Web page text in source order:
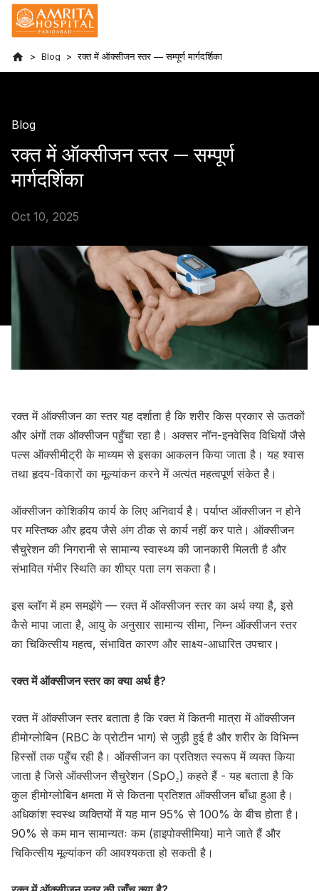
Blog रक्त में ऑक्सीजन स्तर — सम्पूर्ण मार्गदर्शिका
Blog
रक्त में ऑक्सीजन स्तर — सम्पूर्ण
मार्गदर्शिका
Oct 10, 2025
रक्त में ऑक्सीजन का स्तर यह दर्शाता है कि शरीर किस प्रकार से ऊतकों
और अंगों तक ऑक्सीजन पहुँचा रहा है। अक्सर नॉन-इनवेसिव विधियों जैसे
पल्स ऑक्सीमीट्री के माध्यम से इसका आकलन किया जाता है। यह श्वास
तथा हृदय-विकारों का मूल्यांकन करने में अत्यंत महत्वपूर्ण संकेत है।
ऑक्सीजन कोशिकीय कार्य के लिए अनिवार्य है। पर्याप्त ऑक्सीजन न होने
पर मस्तिष्क और हृदय जैसे अंग ठीक से कार्य नहीं कर पाते। ऑक्सीजन
सैचुरेशन की निगरानी से सामान्य स्वास्थ्य की जानकारी मिलती है और
संभावित गंभीर स्थिति का शीघ्र पता लग सकता है।
इस ब्लॉग में हम समझेंगे — रक्त में ऑक्सीजन स्तर का अर्थ क्या है, इसे
कैसे मापा जाता है, आयु के अनुसार सामान्य सीमा, निम्न ऑक्सीजन स्तर
का चिकित्सीय महत्व, संभावित कारण और साक्ष्य-आधारित उपचार।
रक्त में ऑक्सीजन स्तर का क्या अर्थ है?
रक्त में ऑक्सीजन स्तर बताता है कि रक्त में कितनी मात्रा में ऑक्सीजन
हीमोग्लोबिन (RBC के प्रोटीन भाग) से जुड़ी हुई है और शरीर के विभिन्न
हिस्सों तक पहुँच रही है। ऑक्सीजन का प्रतिशत स्वरूप में व्यक्त किया
जाता है जिसे ऑक्सीजन सैचुरेशन (SpO₂) कहते हैं - यह बताता है कि
कुल हीमोग्लोबिन क्षमता में से कितना प्रतिशत ऑक्सीजन बाँधा हुआ है।
अधिकांश स्वस्थ व्यक्तियों में यह मान 95% से 100% के बीच होता है।
90% से कम मान सामान्यतः कम (हाइपोक्सीमिया) माने जाते हैं और
चिकित्सीय मूल्यांकन की आवश्यकता हो सकती है।